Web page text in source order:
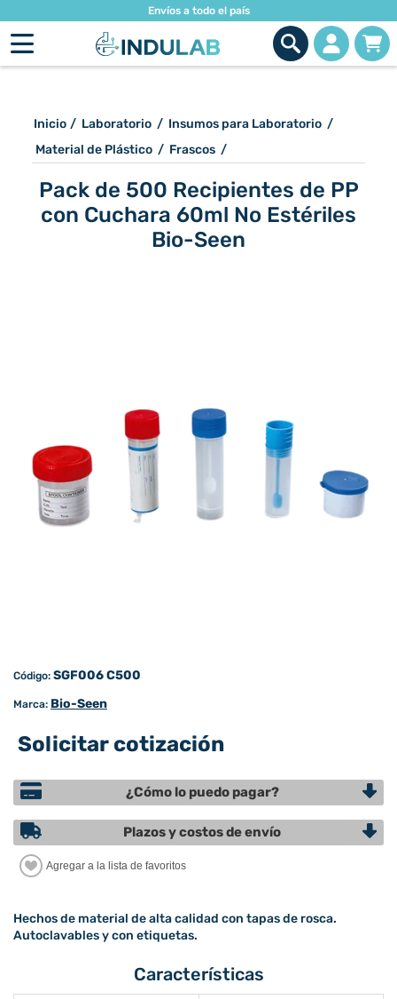
Envíos a todo el país
Inicio / Laboratorio / Insumos para Laboratorio /
Material de Plástico / Frascos /
Pack de 500 Recipientes de PP
con Cuchara 60ml No Estériles
Bio-Seen
Código: SGF006 C500
Marca: Bio-Seen
Solicitar cotización
¿Cómo lo puedo pagar?
Plazos y costos de envío
Hechos de material de alta calidad con tapas de rosca.
Autoclavables y con etiquetas.
Características